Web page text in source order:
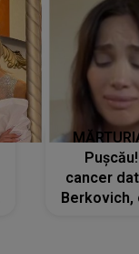
cancer
Berkovich,